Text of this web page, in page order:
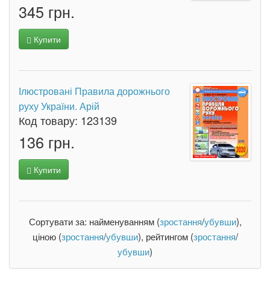
345 грн.
Купити
Ілюстровані Правила дорожнього
руху України. Арій
Код товару: 123139
136 грн.
Купити
Сортувати за: найменуванням (зростання/убувши),
ціною (зростання/убувши), рейтингом (зростання/
убувши)